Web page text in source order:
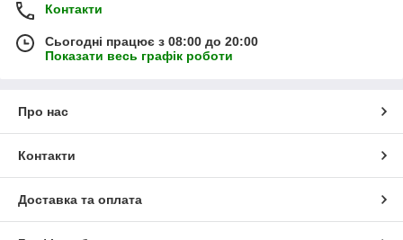
Контакти
Сьогодні працює з 08:00 до 20:00
Показати весь графік роботи
Про нас
Контакти
Доставка та оплата